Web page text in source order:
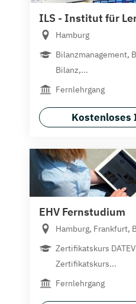
ILS - Institut für
Hamburg
Bilanzmanagement,
Bilanz,...
Fernlehrgang
EHV Fernstudium
Hamburg, Frankfurt,
Zertifikatskurs
Zertifikatskurs...
Fernlehrgang